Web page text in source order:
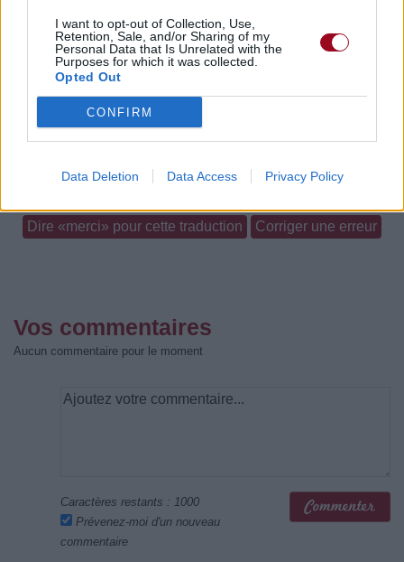
I want to opt-out of Collection, Use,
Retention, Sale, and/or Sharing of my
Personal Data that Is Unrelated with the
Purposes for which it was collected.
Opted Out
CONFIRM
Data Deletion Data Access Privacy Policy
Trouver des vinyles et des CD sur
Trouver un instrument de musique ou une partition au
meilleur prix sur
⇑
Pistes
Téléchargement
Corrections & commentaires
Dire «merci» pour cette traduction Corriger une erreur
Vos commentaires
Aucun commentaire pour le moment
Caractères restants : 1000
Prévenez-moi d'un nouveau
commentaire